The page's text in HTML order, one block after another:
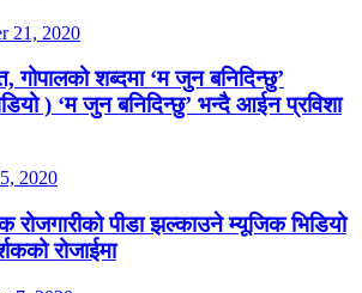
21, 2020
गोपालको शब्दमा ‘म जुन बनिदिन्छु’
) ‘म जुन बनिदिन्छु’ भन्दै आईन प्रविशा
2020
रोजगारीको पीडा झल्काउने म्यूजिक भिडियो
रोजाईमा